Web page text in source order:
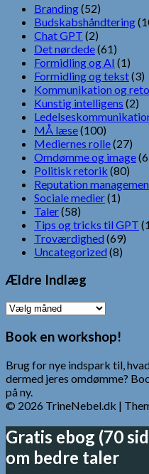
Branding(52)
Budskabshåndtering
Chat GPT (2)
Det nørdede(61)
Formidling og AI (1)
Formidling og tekst(3)
Kommunikation og
Kunstig intelligens (2)
MÅ læse(100)
Mediernes rolle(27)
Omdømme og image
Politisk retorik (80)
Reputation
Sociale medier(1)
Taler(58)
Tips og tricks til GPT
Troværdighed (69)
Uncategorized (8)
Ældre Indlæg
Ældre
Book en workshop!
Brug for nye indspark til,
dermed jeres omdømme?
på ny.
© 2026 TrineNebel.dk |
Gratis ebog (70
om bedre taler